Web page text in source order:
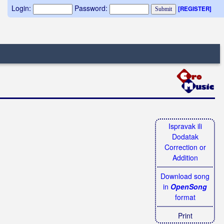
Login: Password: [REGISTER]
Ispravak ili
Dodatak
Correction or
Addition
Download song
in OpenSong
format
Print